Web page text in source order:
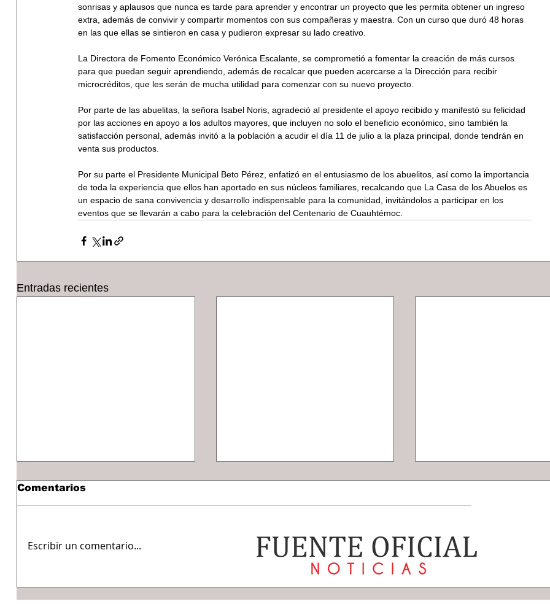
sonrisas y aplausos que nunca es tarde para aprender y encontrar un proyecto que les permita obtener un ingreso
extra, además de convivir y compartir momentos con sus compañeras y maestra. Con un curso que duró 48 horas
en las que ellas se sintieron en casa y pudieron expresar su lado creativo.
La Directora de Fomento Económico Verónica Escalante, se comprometió a fomentar la creación de más cursos
para que puedan seguir aprendiendo, además de recalcar que pueden acercarse a la Dirección para recibir
microcréditos, que les serán de mucha utilidad para comenzar con su nuevo proyecto.
Por parte de las abuelitas, la señora Isabel Noris, agradeció al presidente el apoyo recibido y manifestó su felicidad
por las acciones en apoyo a los adultos mayores, que incluyen no solo el beneficio económico, sino también la
satisfacción personal, además invitó a la población a acudir el día 11 de julio a la plaza principal, donde tendrán en
venta sus productos.
Por su parte el Presidente Municipal Beto Pérez, enfatizó en el entusiasmo de los abuelitos, así como la importancia
de toda la experiencia que ellos han aportado en sus núcleos familiares, recalcando que La Casa de los Abuelos es
un espacio de sana convivencia y desarrollo indispensable para la comunidad, invitándolos a participar en los
eventos que se llevarán a cabo para la celebración del Centenario de Cuauhtémoc.
Entradas recientes
Comentarios
Escribir un comentario...